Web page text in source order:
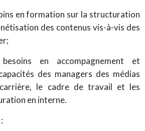
en formation sur la structuration
des contenus vis-à-vis des
en accompagnement et
des managers des médias
le cadre de travail et les
en interne.
: